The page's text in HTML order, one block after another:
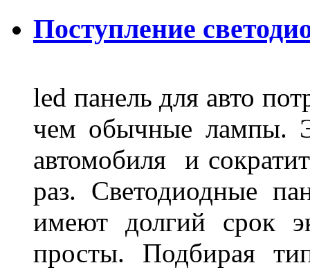
Поступление
led панель для авто
чем обычные лампы.
автомобиля и
раз. Светодиодные
имеют долгий срок
просты. Подбирая